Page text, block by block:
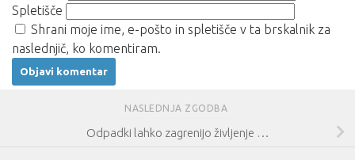
Spletišče
Shrani moje ime, e-pošto in spletišče v ta brskalnik za
naslednjič, ko komentiram.
NASLEDNJA ZGODBA
Odpadki lahko zagrenijo življenje …